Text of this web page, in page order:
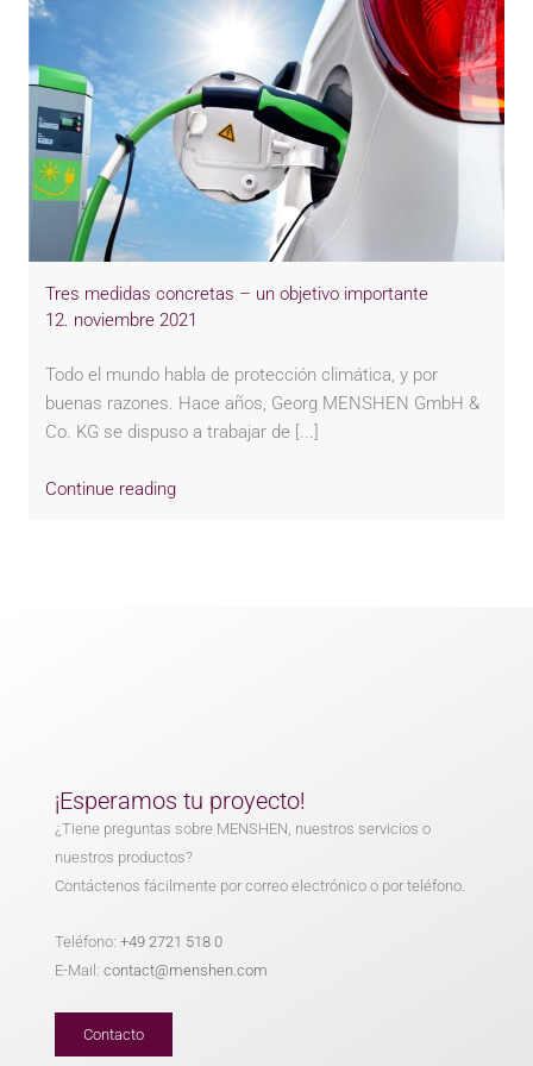
Tres medidas concretas – un objetivo importante
12. noviembre 2021
Todo el mundo habla de protección climática, y por
buenas razones. Hace años, Georg MENSHEN GmbH &
Co. KG se dispuso a trabajar de [...]
Continue reading
¡Esperamos tu proyecto!
¿Tiene preguntas sobre MENSHEN, nuestros servicios o
nuestros productos?
Contáctenos fácilmente por correo electrónico o por teléfono.
Teléfono:+49 2721 518 0
E-Mail:contact@menshen.com
Contacto